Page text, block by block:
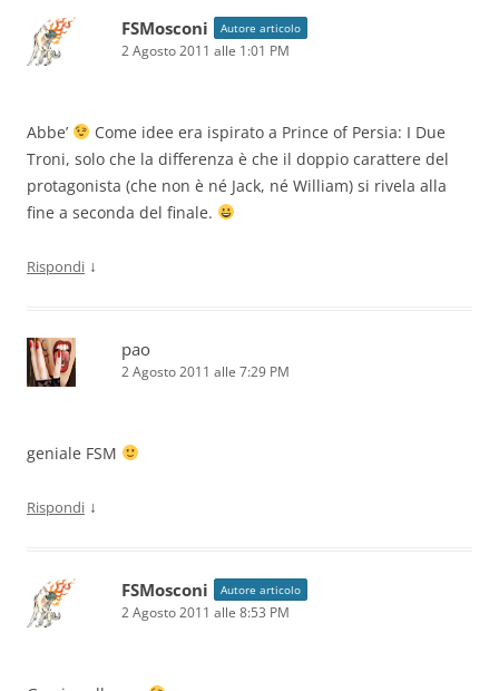
FSMosconi Autore articolo
2 Agosto 2011 alle 1:01 PM
Abbe’
Come idee era ispirato a Prince of Persia: I Due
Troni, solo che la differenza è che il doppio carattere del
protagonista (che non è né Jack, né William) si rivela alla
fine a seconda del finale.
Rispondi ↓
pao
2 Agosto 2011 alle 7:29 PM
geniale FSM
Rispondi ↓
FSMosconi Autore articolo
2 Agosto 2011 alle 8:53 PM